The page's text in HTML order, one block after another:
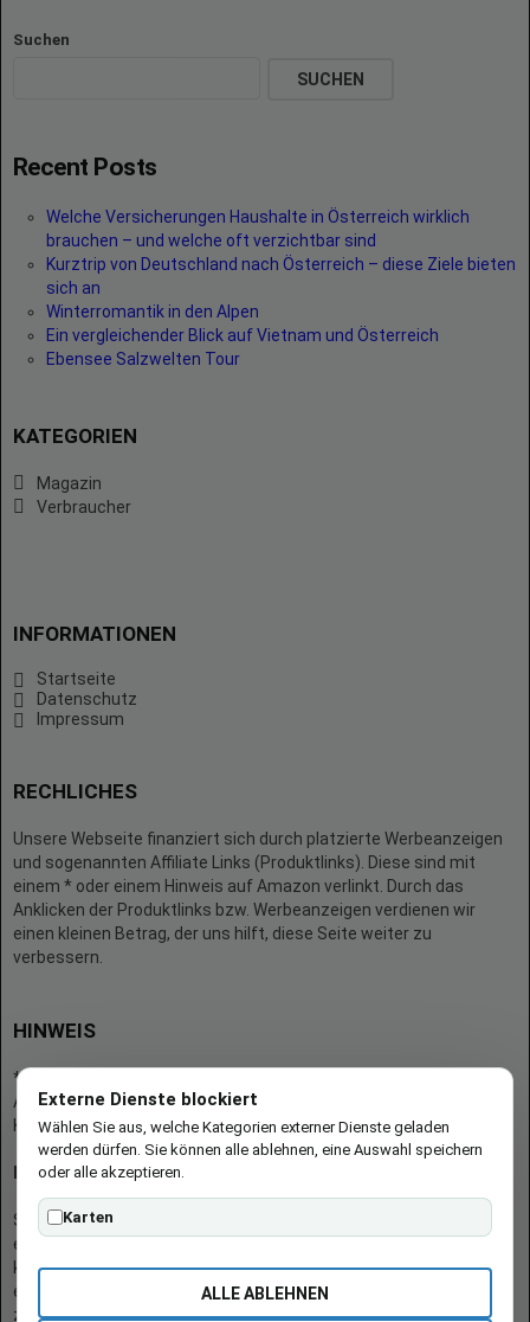
Suchen
SUCHEN
Recent Posts
Welche Versicherungen Haushalte in Österreich wirklich
brauchen – und welche oft verzichtbar sind
Kurztrip von Deutschland nach Österreich – diese Ziele bieten
sich an
Winterromantik in den Alpen
Ein vergleichender Blick auf Vietnam und Österreich
Ebensee Salzwelten Tour
KATEGORIEN
Magazin
Verbraucher
INFORMATIONEN
Startseite
Datenschutz
Impressum
RECHLICHES
Unsere Webseite finanziert sich durch platzierte Werbeanzeigen
und sogenannten Affiliate Links (Produktlinks). Diese sind mit
einem * oder einem Hinweis auf Amazon verlinkt. Durch das
Anklicken der Produktlinks bzw. Werbeanzeigen verdienen wir
einen kleinen Betrag, der uns hilft, diese Seite weiter zu
verbessern.
HINWEIS
* = Afilliate-Link (=Werbung)
Als Amazon-Partner verdient der Seitenbetreiber an qualifizierten
Käufen.
Hinweis zu Preisen und Verfügbarkeiten
Sofern Produktpreise und Verfügbarkeiten angezeigt werden,
entsprechen diese dem angegebenen Stand (Datum/Uhrzeit) und
können sich auf der verlinkten Seite jederzeit ändern. Für den Kauf
eines Produkts gelten die Angaben zu Preis und Verfügbarkeit, die
zum Kaufzeitpunkt [auf der/den maßgeblichen Amazon-
Externe Dienste blockiert
Wählen Sie aus, welche Kategorien externer Dienste geladen
werden dürfen. Sie können alle ablehnen, eine Auswahl speichern
oder alle akzeptieren.
Karten
ALLE ABLEHNEN